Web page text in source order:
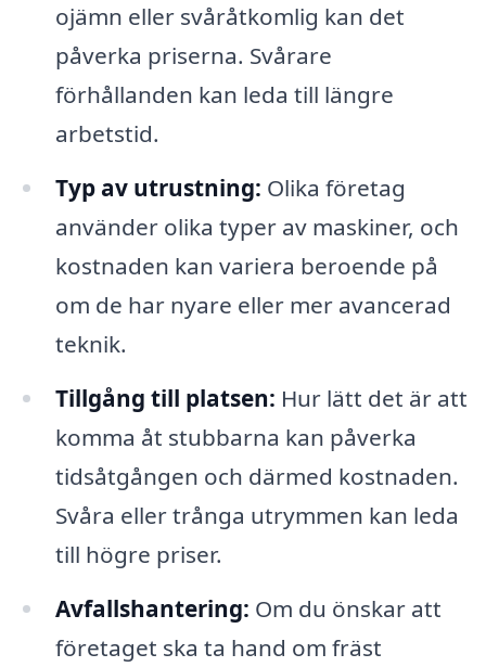
ojämn eller svåråtkomlig kan det
påverka priserna. Svårare
förhållanden kan leda till längre
arbetstid.
Typ av utrustning: Olika företag
använder olika typer av maskiner, och
kostnaden kan variera beroende på
om de har nyare eller mer avancerad
teknik.
Tillgång till platsen: Hur lätt det är att
komma åt stubbarna kan påverka
tidsåtgången och därmed kostnaden.
Svåra eller trånga utrymmen kan leda
till högre priser.
Avfallshantering: Om du önskar att
företaget ska ta hand om fräst